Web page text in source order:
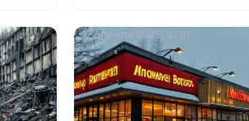
12 апреля 2025, 21:51